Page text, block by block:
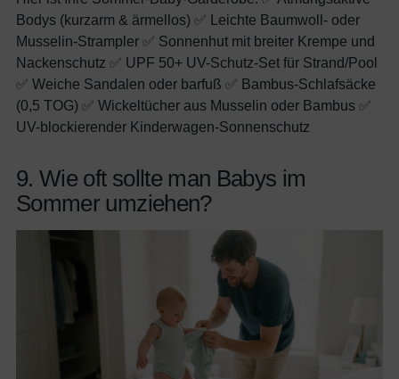
Bodys (kurzarm & ärmellos) ✅ Leichte Baumwoll- oder
Musselin-Strampler ✅ Sonnenhut mit breiter Krempe und
Nackenschutz ✅ UPF 50+ UV-Schutz-Set für Strand/Pool
✅ Weiche Sandalen oder barfuß ✅ Bambus-Schlafsäcke
(0,5 TOG) ✅ Wickeltücher aus Musselin oder Bambus ✅
UV-blockierender Kinderwagen-Sonnenschutz
9. Wie oft sollte man Babys im
Sommer umziehen?